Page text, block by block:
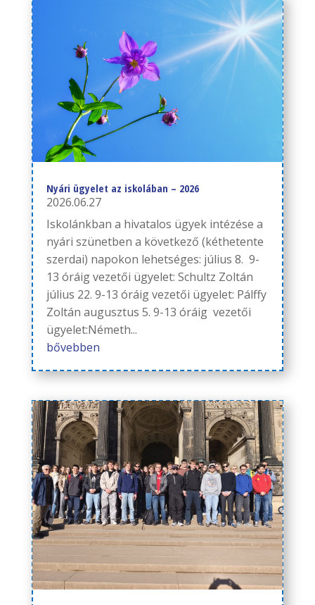
Nyári ügyelet az iskolában – 2026
2026.06.27
Iskolánkban a hivatalos ügyek intézése a
nyári szünetben a következő (kéthetente
szerdai) napokon lehetséges: július 8. 9-
13 óráig vezetői ügyelet: Schultz Zoltán
július 22. 9-13 óráig vezetői ügyelet: Pálffy
Zoltán augusztus 5. 9-13 óráig vezetői
ügyelet:Németh...
bővebben